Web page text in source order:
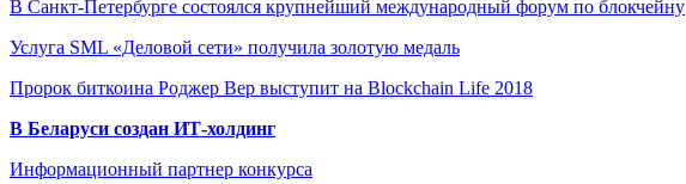
В Санкт-Петербурге состоялся крупнейший международный форум по блокчейну
Услуга SML «Деловой сети» получила золотую медаль
Пророк биткоина Роджер Вер выступит на Blockchain Life 2018
В Беларуси создан ИТ-холдинг
Информационный партнер конкурса